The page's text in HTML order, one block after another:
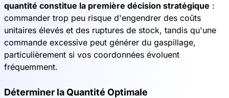
quantité constitue la première décision stratégique :
commander trop peu risque d'engendrer des coûts
unitaires élevés et des ruptures de stock, tandis qu'une
commande excessive peut générer du gaspillage,
particulièrement si vos coordonnées évoluent
fréquemment.
Déterminer la Quantité Optimale